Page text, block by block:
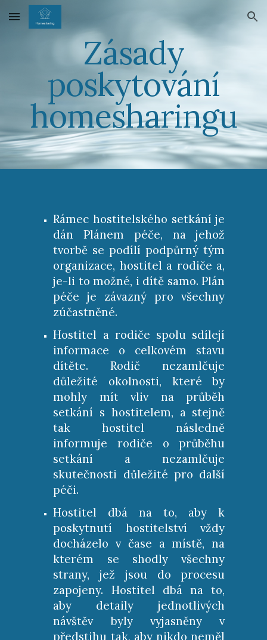
Skip to main content Skip to navigation
Zásady
poskytování
homesharingu
Rámec hostitelského setkání je
dán Plánem péče, na jehož
tvorbě se podílí podpůrný tým
organizace, hostitel a rodiče a,
je-li to možné, i dítě samo. Plán
péče je závazný pro všechny
zúčastněné.
Hostitel a rodiče spolu sdílejí
informace o celkovém stavu
dítěte. Rodič nezamlčuje
důležité okolnosti, které by
mohly mít vliv na průběh
setkání s hostitelem, a stejně
tak hostitel následně
informuje rodiče o průběhu
setkání a nezamlčuje
skutečnosti důležité pro další
péči.
Hostitel dbá na to, aby k
poskytnutí hostitelství vždy
docházelo v čase a místě, na
kterém se shodly všechny
strany, jež jsou do procesu
zapojeny. Hostitel dbá na to,
aby detaily jednotlivých
návštěv byly vyjasněny v
předstihu tak, aby nikdo neměl